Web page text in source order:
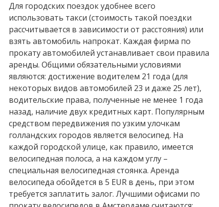
Для городских поездок удобнее всего
использовать такси (стоимость такой поездки
рассчитывается в зависимости от расстояния) или
взять автомобиль напрокат. Каждая фирма по
прокату автомобилей устанавливает свои правила
аренды. Общими обязательными условиями
являются: достижение водителем 21 года (для
некоторых видов автомобилей 23 и даже 25 лет),
водительские права, полученные не менее 1 года
назад, наличие двух кредитных карт. Популярным
средством передвижения по узким улочкам
голландских городов является велосипед. На
каждой городской улице, как правило, имеется
велосипедная полоса, а на каждом углу –
специальная велосипедная стоянка. Аренда
велосипеда обойдется в 5 EUR в день, при этом
требуется заплатить залог. Лучшими офисами по